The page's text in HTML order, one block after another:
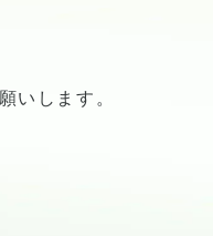
いします。